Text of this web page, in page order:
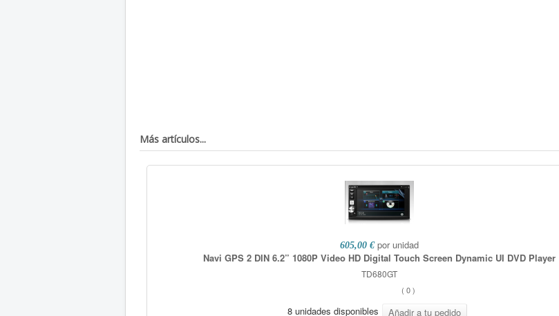
Más artículos...
605,00 € por unidad
Navi GPS 2 DIN 6.2” 1080P Video HD Digital Touch Screen Dynamic UI DVD Player
TD680GT
( 0)
8 unidades disponibles